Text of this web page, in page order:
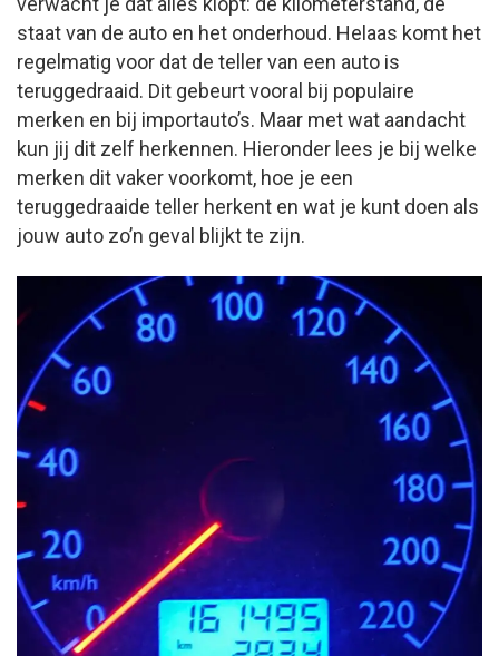
staat van de auto en het onderhoud. Helaas komt het
regelmatig voor dat de teller van een auto is
teruggedraaid. Dit gebeurt vooral bij populaire
merken en bij importauto’s. Maar met wat aandacht
kun jij dit zelf herkennen. Hieronder lees je bij welke
merken dit vaker voorkomt, hoe je een
teruggedraaide teller herkent en wat je kunt doen als
jouw auto zo’n geval blijkt te zijn.